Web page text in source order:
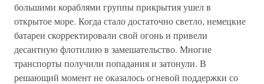
большими кораблями группы прикрытия ушел в
открытое море. Когда стало достаточно светло, немецкие
батареи скорректировали свой огонь и привели
десантную флотилию в замешательство. Многие
транспорты получили попадания и затонули. В
решающий момент не оказалось огневой поддержки со